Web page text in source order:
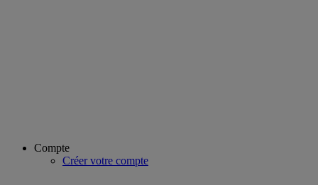
Compte
Créer votre compte